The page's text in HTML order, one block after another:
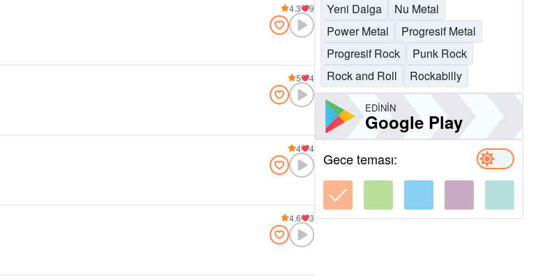
4.3 9
5 4
4 4
4.6 3
Yeni Dalga
Nu Metal
Power Metal
Progresif Metal
Progresif Rock
Punk Rock
Rock and Roll
Rockabilly
EDININ
Google Play
Gece teması: